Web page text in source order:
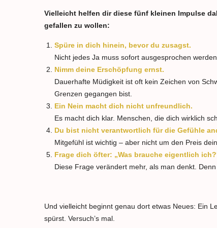
Vielleicht helfen dir diese fünf kleinen Impulse
gefallen zu wollen:
Spüre in dich hinein, bevor du zusagst.
Nicht jedes Ja muss sofort ausgesprochen
Nimm deine Erschöpfung ernst.
Dauerhafte Müdigkeit ist oft kein Zeichen von
Grenzen gegangen bist.
Ein Nein macht dich nicht unfreundlich.
Es macht dich klar. Menschen, die dich wirklich
Du bist nicht verantwortlich für die Gefühle
Mitgefühl ist wichtig – aber nicht um den Preis
Frage dich öfter: „Was brauche eigentlich
Diese Frage verändert mehr, als man denkt.
Und vielleicht beginnt genau dort etwas Neues: Ein
spürst. Versuch’s mal.